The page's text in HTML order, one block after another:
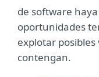
de software
oportunidades
explotar
contengan.